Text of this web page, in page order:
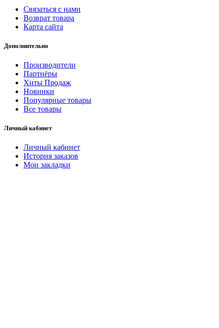
Связаться с нами
Возврат товара
Карта сайта
Дополнительно
Производители
Партнёры
Хиты Продаж
Новинки
Популярные товары
Все товары
Личный кабинет
Личный кабинет
История заказов
Мои закладки